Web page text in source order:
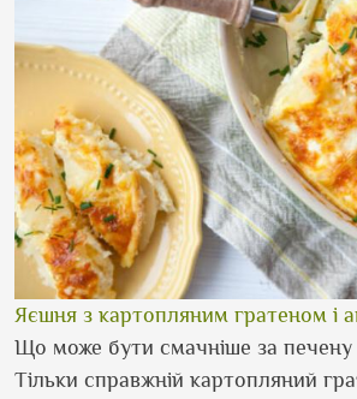
Яєшня з картопляним гратеном і
Що може бути смачніше за
Тільки справжній картопляний